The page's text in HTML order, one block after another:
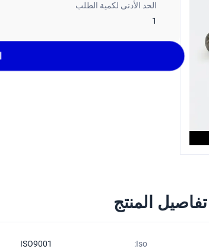
الحد الأدنى لكمية الطلب
1
تفاصيل المنتج
Iso:
ISO9001